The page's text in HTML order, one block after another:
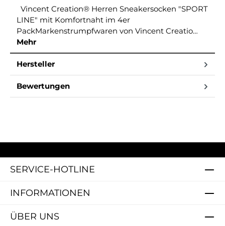
Vincent Creation® Herren Sneakersocken "SPORT
LINE" mit Komfortnaht im 4er
PackMarkenstrumpfwaren von Vincent Creatio…
Mehr
Hersteller
Bewertungen
SERVICE-HOTLINE
INFORMATIONEN
ÜBER UNS